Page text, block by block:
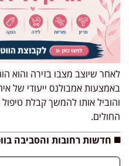
לאחר שיוצב מצבו בזירה והוא
באמצעות אמבולנס ייעודי של
והוביל אותו להמשך קבלת טיפול
החולים.
◼️ חדשות רחובות והסביבה